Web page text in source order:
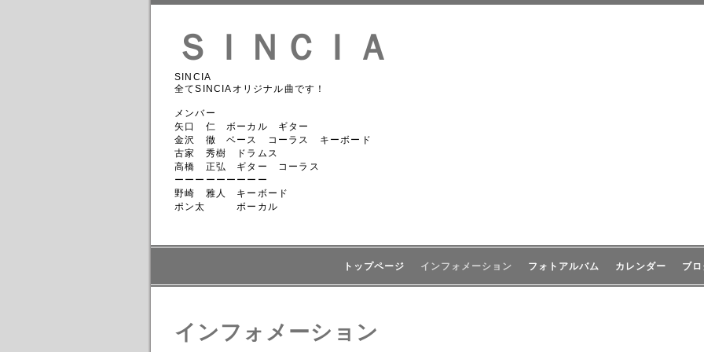
ＳＩＮＣＩＡ
SINCIA
全てSINCIAオリジナル曲です！
メンバー
矢口 仁 ボーカル ギター
金沢 徹 ベース コーラス キーボード
古家 秀樹 ドラムス
高橋 正弘 ギター コーラス
ーーーーーーーーー
野崎 雅人 キーボード
ポン太 ボーカル
トップページ インフォメーション フォトアルバム カレンダー ブ
インフォメーション